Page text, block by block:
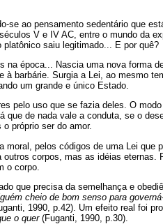
se ao pensamento sedentário que
V e IV AC, entre o mundo da
saiu legitimado... E por quê?
na época... Nascia uma nova forma
barbárie. Surgia a Lei, ao mesmo
um grande e único Estado.
pelo uso que se fazia deles. O
de nada vale a conduta, se o
próprio ser do amor.
pelos códigos de uma Lei que
corpos, mas as idéias eternas.
o corpo.
que precisa da semelhança e
cheio de bom senso para
1990, p.42). Um efeito real foi
o quer(Fuganti, 1990, p.30).